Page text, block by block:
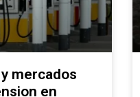
mercados
en